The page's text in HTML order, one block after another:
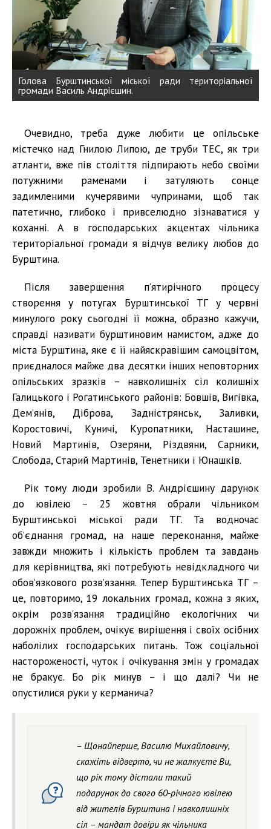
Голова Бурштинської міської ради територіальної
громади Василь Андрієшин.
Очевидно, треба дуже любити це опільське
містечко над Гнилою Липою, де труби ТЕС, як три
атланти, вже пів століття підпирають небо своїми
потужними раменами і затуляють сонце
задимленими кучерявими чупринами, щоб так
патетично, глибоко і привселюдно зізнаватися у
коханні. А в господарських акцентах чільника
територіальної громади я відчув велику любов до
Бурштина.
Після завершення п’ятирічного процесу
створення у потугах Бурштинської ТГ у червні
минулого року сьогодні її можна, образно кажучи,
справді називати бурштиновим намистом, адже до
міста Бурштина, яке є її найяскравішим самоцвітом,
приєдналося майже два десятки інших неповторних
опільських зразків – навколишніх сіл колишніх
Галицького і Рогатинського районів: Бовшів, Вигівка,
Дем’янів, Діброва, Задністрянськ, Заливки,
Коростовичі, Куничі, Куропатники, Насташине,
Новий Мартинів, Озеряни, Різдвяни, Сарники,
Слобода, Старий Мартинів, Тенетники і Юнашків.
Рік тому люди зробили В. Андрієшину дарунок
до ювілею – 25 жовтня обрали чільником
Бурштинської міської ради ТГ. Та водночас
об’єднання громад, на наше переконання, майже
завжди множить і кількість проблем та завдань
для керівництва, які потребують невідкладного чи
обов’язкового розв’язання. Тепер Бурштинська ТГ –
це, повторимо, 19 локальних громад, кожна з яких,
окрім розв’язання традиційно екологічних чи
дорожніх проблем, очікує вирішення і своїх осібних
наболілих господарських питань. Тож соціальної
настороженості, чуток і очікування змін у громадах
не бракує. Бо рік минув – і що далі? Чи не
опустилися руки у керманича?
– Щонайперше, Василю Михайловичу,
скажіть відверто, чи не жалкуєте Ви,
що рік тому дістали такий
подарунок до свого 60-річного ювілею
від жителів Бурштина і навколишніх
сіл – мандат довіри як чільника